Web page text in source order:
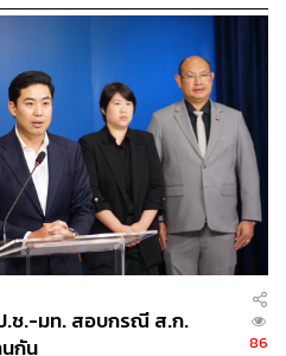
.ช.-มท. สอบกรณี ส.ก.
กัน
86